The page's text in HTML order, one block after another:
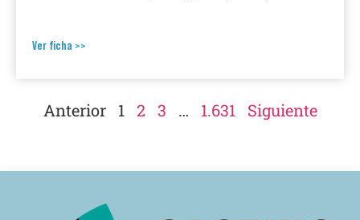
Ver ficha >>
Anterior 1 2 3 … 1.631 Siguiente